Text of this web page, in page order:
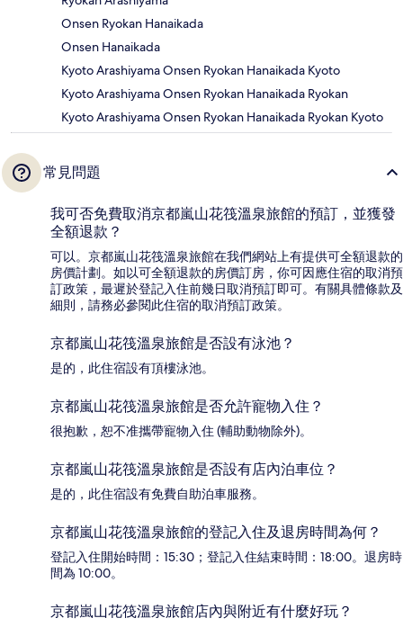
Onsen Ryokan Hanaikada
Onsen Hanaikada
Kyoto Arashiyama Onsen Ryokan Hanaikada Kyoto
Kyoto Arashiyama Onsen Ryokan Hanaikada Ryokan
Kyoto Arashiyama Onsen Ryokan Hanaikada Ryokan Kyoto
常見問題
我可否免費取消京都嵐山花筏溫泉旅館的預訂，並獲發
全額退款？
可以。京都嵐山花筏溫泉旅館在我們網站上有提供可全額退款的
房價計劃。如以可全額退款的房價訂房，你可因應住宿的取消預
訂政策，最遲於登記入住前幾日取消預訂即可。有關具體條款及
細則，請務必參閱此住宿的取消預訂政策。
京都嵐山花筏溫泉旅館是否設有泳池？
是的，此住宿設有頂樓泳池。
京都嵐山花筏溫泉旅館是否允許寵物入住？
很抱歉，恕不准攜帶寵物入住 (輔助動物除外)。
京都嵐山花筏溫泉旅館是否設有店內泊車位？
是的，此住宿設有免費自助泊車服務。
京都嵐山花筏溫泉旅館的登記入住及退房時間為何？
登記入住開始時間：15:30；登記入住結束時間：18:00。退房時
間為 10:00。
京都嵐山花筏溫泉旅館店內與附近有什麼好玩？